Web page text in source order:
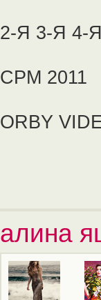
2-Я 3-Я
CPM 2011
ORBY
алина